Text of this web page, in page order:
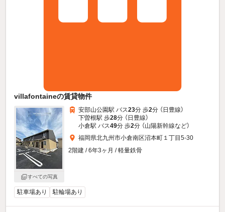
villafontaineの賃貸物件
すべての写真
安部山公園駅 バス23分 歩2分 （日豊線）
下曽根駅 歩28分 （日豊線）
小倉駅 バス49分 歩2分 （山陽新幹線など）
福岡県北九州市小倉南区沼本町１丁目5-30
2階建 / 6年3ヶ月 / 軽量鉄骨
駐車場あり 駐輪場あり